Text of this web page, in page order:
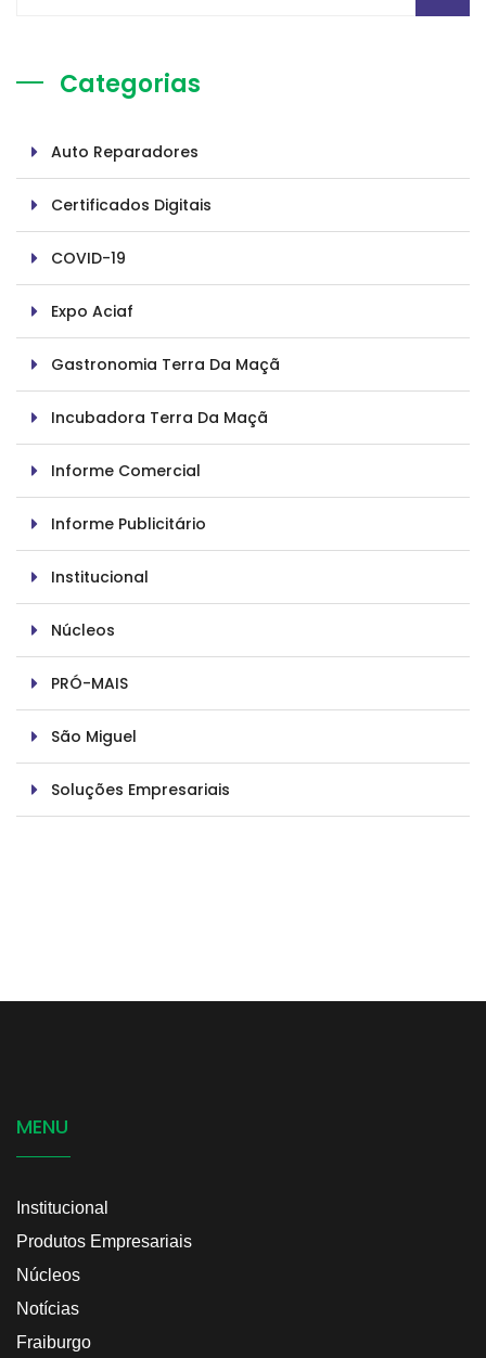
Categorias
Auto Reparadores
Certificados Digitais
COVID-19
Expo Aciaf
Gastronomia Terra Da Maçã
Incubadora Terra Da Maçã
Informe Comercial
Informe Publicitário
Institucional
Núcleos
PRÓ-MAIS
São Miguel
Soluções Empresariais
MENU
Institucional
Produtos Empresariais
Núcleos
Notícias
Fraiburgo